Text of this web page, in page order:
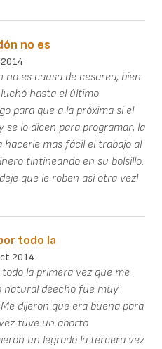
no es
2014
es causa de cesarea, bien
hasta el último
para que a la próxima si el
se lo dicen para programar, la
hacerle mas fácil el trabajo al
tintineando en su bolsillo.
que le roben así otra vez!
todo la
2014
la primera vez que me
natural deecho fue muy
dijeron que era buena para
tuve un aborto
un legrado la tercera vez